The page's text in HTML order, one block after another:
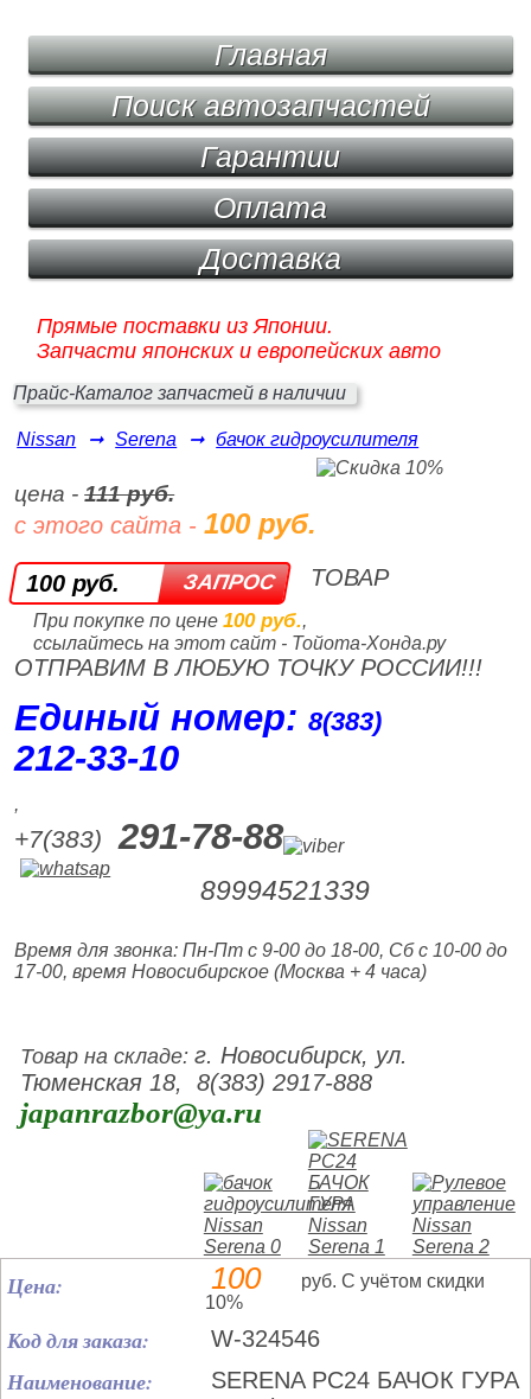
Главная
Поиск автозапчастей
Гарантии
Оплата
Доставка
Прямые поставки из Японии.
Запчасти японских и европейских авто
Прайс-Каталог запчастей в наличии
Nissan ➞ Serena ➞ бачок гидроусилителя
цена -111 руб.
с этого сайта -100 руб.
100 руб.
При покупке по цене 100 руб.,
ссылайтесь на этот сайт - Тойота-Хонда.ру
ТОВАР
ОТПРАВИМ В ЛЮБУЮ ТОЧКУ РОССИИ!!!
Единый номер:8(383)
212‑33‑10
,
+7(383) 291-78-88
89994521339
Время для звонка: Пн-Пт с 9-00 до 18-00, Сб с 10-00 до
17-00, время Новосибирское (Москва + 4 часа)
Товар на складе:г. Новосибирск, ул.
Тюменская 18, 8(383) 2917-888
japanrazbor@ya.ru
Цена: 100
руб. С учётом скидки
10%
Код для заказа: W-324546
Наименование:
SERENA PC24 БАЧОК ГУРА